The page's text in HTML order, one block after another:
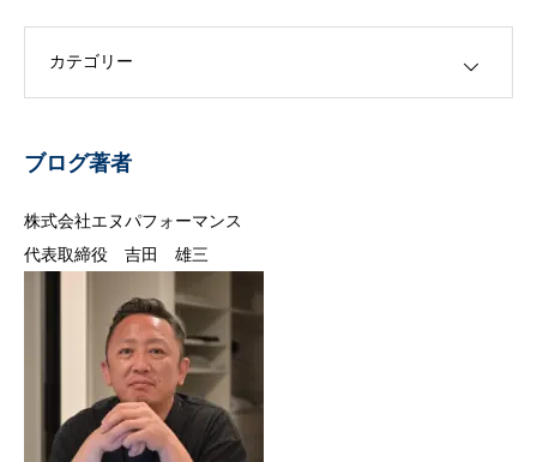
ブログ著者
株式会社エヌパフォーマンス
代表取締役 吉田 雄三